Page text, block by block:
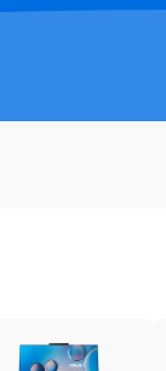
(HDD / SSD)